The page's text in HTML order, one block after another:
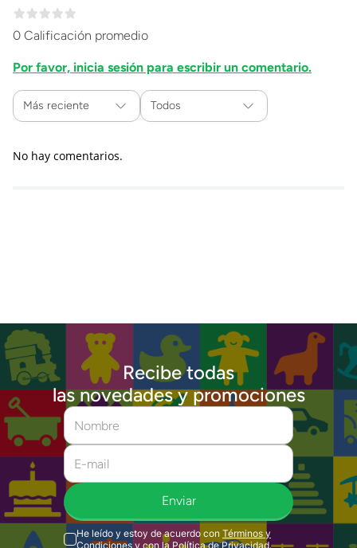
0 Calificación promedio
Por favor, inicia sesión para escribir un comentario.
Más reciente Todos
No hay comentarios.
Recibe todas
las novedades y promociones
Enviar
He leído y estoy de acuerdo con Términos y
Condiciones y con la Política de Privacidad.